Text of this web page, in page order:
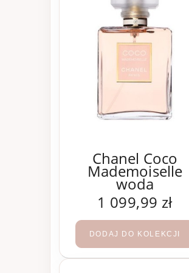
Chanel Coco
Mademoiselle
woda
perfumowana 200
ml
1 099,99 zł
DODAJ DO KOLEKCJI